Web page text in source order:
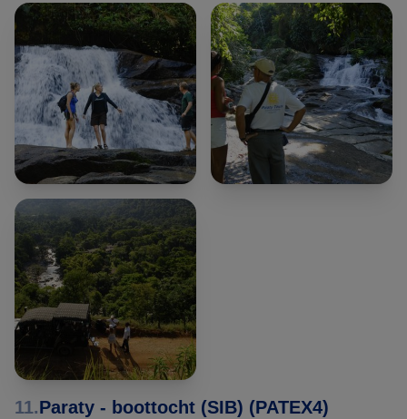
11.Paraty - boottocht (SIB) (PATEX4)